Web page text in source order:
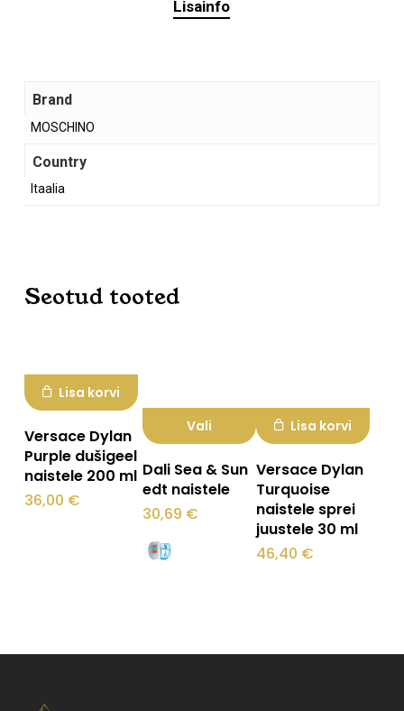
Lisainfo
Brand
MOSCHINO
Country
Itaalia
Seotud tooted
Lisa korvi
Versace Dylan
Purple dušigeel
naistele 200 ml
36,00 €
Vali
tootel
on
mitu
varianti.
Dali Sea & Sun
edt naistele
30,69 €
Lisa korvi
Versace Dylan
Turquoise
naistele sprei
juustele 30 ml
46,40 €